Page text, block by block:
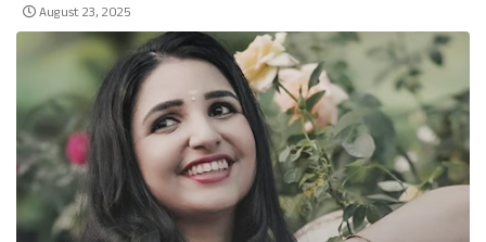
August 23, 2025